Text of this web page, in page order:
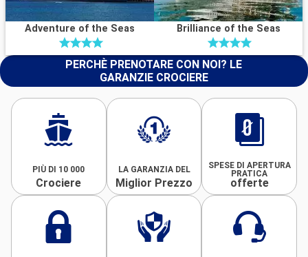
Adventure of the Seas Brilliance of the Seas
PERCHÈ PRENOTARE CON NOI? LE
GARANZIE CROCIERE
PIÙ DI 10 000
Crociere
LA GARANZIA DEL
Miglior Prezzo
SPESE DI APERTURA
PRATICA
offerte